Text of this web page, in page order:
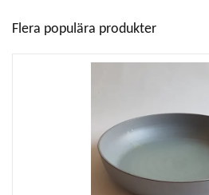
Flera populära produkter